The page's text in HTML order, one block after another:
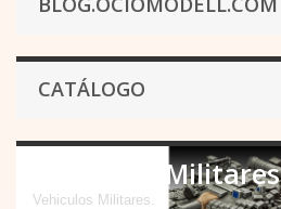
CATÁLOGO
Vehiculos Militares
Vehiculos Militares.